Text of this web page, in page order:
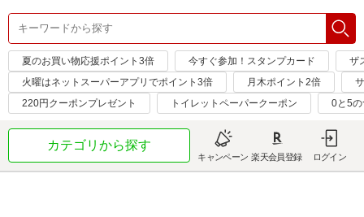
夏のお買い物応援ポイント3倍 今すぐ参加！スタンプカード
ザ
火曜はネットスーパーアプリでポイント3倍
月木ポイント2倍
220円クーポンプレゼント
トイレットペーパークーポン 0と5
カテゴリから探す
キャンペーン 楽天会員登録 ログイン